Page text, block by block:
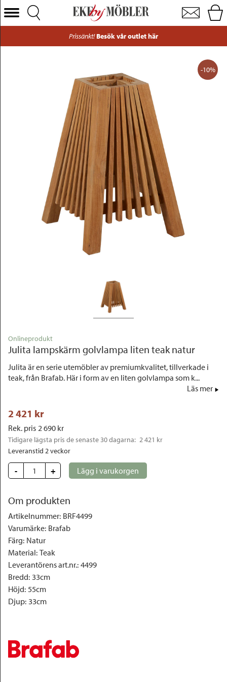
Julita lampskärm golvlampa liten teak natur
Välj Kategori
Utemöbler
Varumärken
Prissänkt! Besök vår outlet här
-10%
Onlineprodukt
Julita lampskärm golvlampa liten teak natur
Julita är en serie utemöbler av premiumkvalitet, tillverkade i
teak, från Brafab. Här i form av en liten golvlampa som k...
Läs mer
2 421 kr
Rek. pris 2 690 kr
Tidigare lägsta pris de senaste 30 dagarna: 2 421 kr
Leveranstid 2 veckor
- + Lägg i varukorgen
Om produkten
Artikelnummer: BRF4499
Varumärke: Brafab
Färg: Natur
Material: Teak
Leverantörens art.nr.: 4499
Bredd: 33cm
Höjd: 55cm
Djup: 33cm